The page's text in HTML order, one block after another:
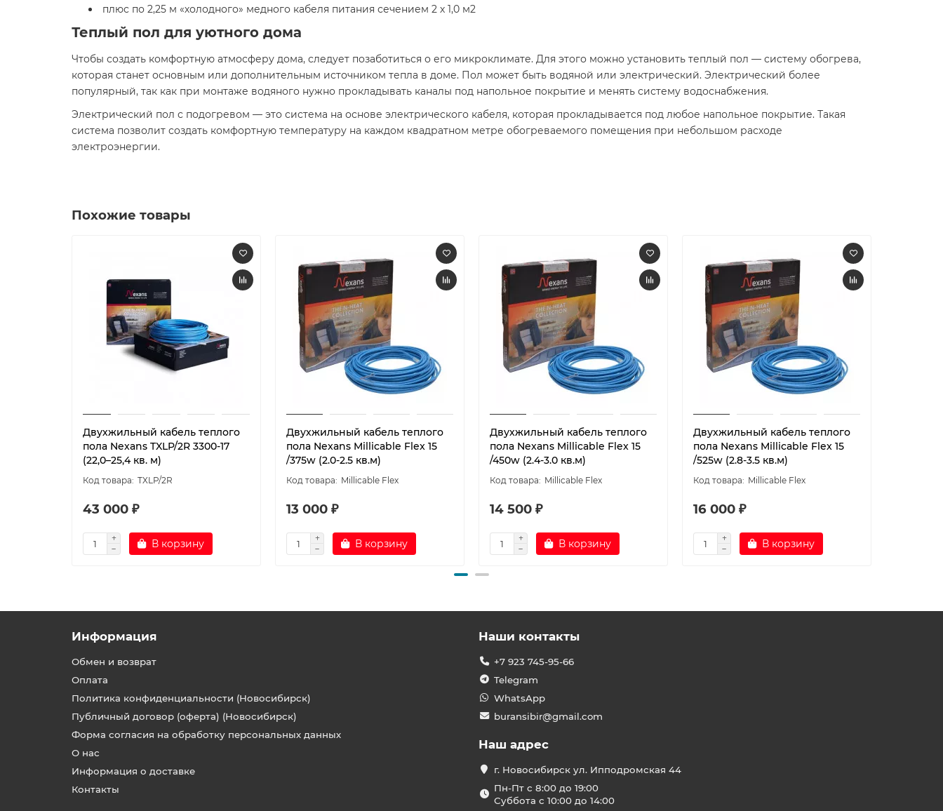
плюс по 2,25 м «холодного» медного кабеля питания сечением 2 х 1,0 м2
Теплый пол для уютного дома
Чтобы создать комфортную атмосферу дома, следует позаботиться о его микроклимате. Для этого можно установить теплый пол — систему обогрева,
которая станет основным или дополнительным источником тепла в доме. Пол может быть водяной или электрический. Электрический более
популярный, так как при монтаже водяного нужно прокладывать каналы под напольное покрытие и менять систему водоснабжения.
Электрический пол с подогревом — это система на основе электрического кабеля, которая прокладывается под любое напольное покрытие. Такая
система позволит создать комфортную температуру на каждом квадратном метре обогреваемого помещения при небольшом расходе
электроэнергии.
Похожие товары
Двухжильный кабель теплого
пола Nexans TXLP/2R 3300-17
(22,0–25,4 кв. м)
TXLP/2R
43 000 ₽
В корзину
Двухжильный кабель теплого
пола Nexans Millicable Flex 15
/375w (2.0-2.5 кв.м)
Millicable Flex
13 000 ₽
В корзину
Двухжильный кабель теплого
пола Nexans Millicable Flex 15
/450w (2.4-3.0 кв.м)
Millicable Flex
14 500 ₽
В корзину
Двухжильный кабель теплого
пола Nexans Millicable Flex 15
/525w (2.8-3.5 кв.м)
Millicable Flex
16 000 ₽
В корзину
Информация
Обмен и возврат
Оплата
Политика конфиденциальности (Новосибирск)
Публичный договор (оферта) (Новосибирск)
Форма согласия на обработку персональных данных
О нас
Информация о доставке
Контакты
Наши контакты
+7 923 745-95-66
Telegram
WhatsApp
buransibir@gmail.com
Наш адрес
г. Новосибирск ул. Ипподромская 44
Пн-Пт с 8:00 до 19:00
Суббота с 10:00 до 14:00